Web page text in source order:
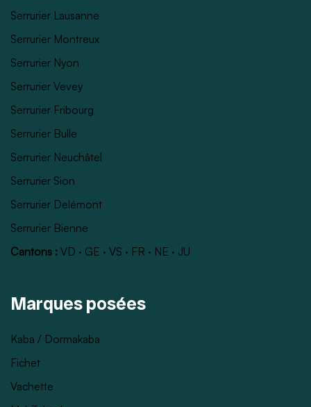
Serrurier Lausanne
Serrurier Montreux
Serrurier Nyon
Serrurier Vevey
Serrurier Fribourg
Serrurier Bulle
Serrurier Neuchâtel
Serrurier Sion
Serrurier Delémont
Serrurier Bienne
Cantons : VD · GE · VS · FR · NE · JU
Marques posées
Kaba / Dormakaba
Fichet
Vachette